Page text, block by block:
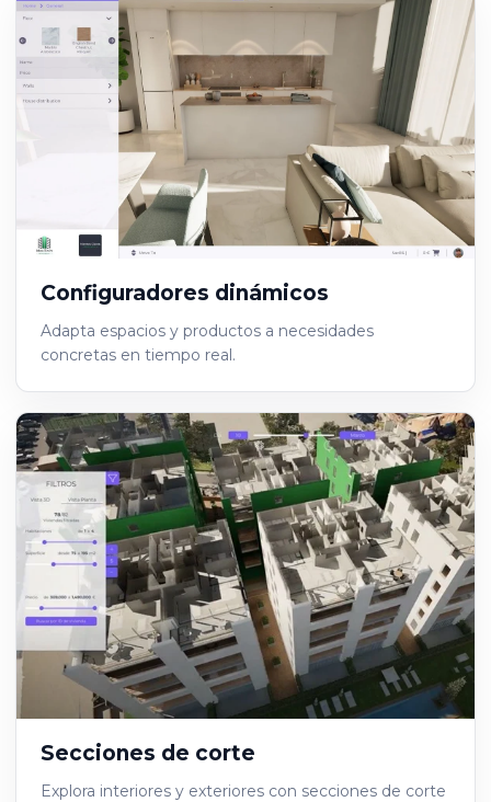
Configuradores dinámicos
Adapta espacios y productos a necesidades
concretas en tiempo real.
Secciones de corte
Explora interiores y exteriores con secciones de corte